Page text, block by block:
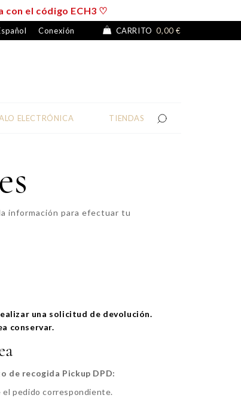
con el código ECH3 ♡
Conexión CARRITO 0,00 €
ELECTRÓNICA TIENDAS
información para efectuar tu
una solicitud de devolución.
conservar.
de recogida Pickup DPD:
el pedido correspondiente.